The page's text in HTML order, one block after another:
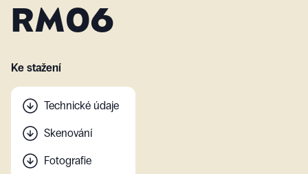
RM06
Ke stažení
Technické údaje
Skenování
Fotografie